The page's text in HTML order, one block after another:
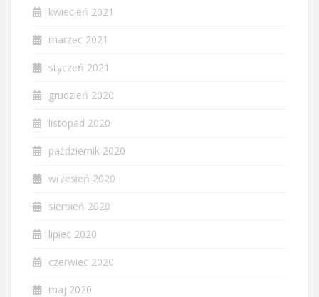
kwiecień 2021
marzec 2021
styczeń 2021
grudzień 2020
listopad 2020
październik 2020
wrzesień 2020
sierpień 2020
lipiec 2020
czerwiec 2020
maj 2020